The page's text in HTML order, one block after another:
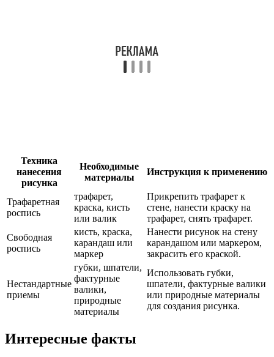
Техника
нанесения
рисунка
Необходимые
материалы
Инструкция к применению
Трафаретная
роспись
трафарет,
краска, кисть
или валик
Прикрепить трафарет к
стене, нанести краску на
трафарет, снять трафарет.
Свободная
роспись
кисть, краска,
карандаш или
маркер
Нанести рисунок на стену
карандашом или маркером,
закрасить его краской.
Нестандартные
приемы
губки, шпатели,
фактурные
валики,
природные
материалы
Использовать губки,
шпатели, фактурные валики
или природные материалы
для создания рисунка.
Интересные факты